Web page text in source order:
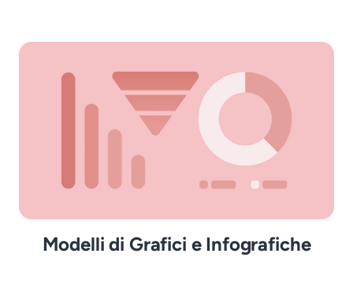
Modelli di Grafici e Infografiche